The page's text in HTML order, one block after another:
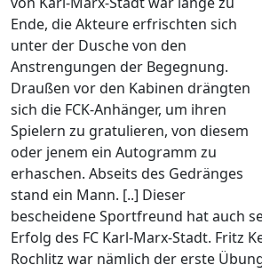
Ende, die Akteure erfrischten sich
unter der Dusche von den
Anstrengungen der Begegnung.
Draußen vor den Kabinen drängten
sich die FCK-Anhänger, um ihren
Spielern zu gratulieren, von diesem
oder jenem ein Autogramm zu
erhaschen. Abseits des Gedränges
stand ein Mann. [..] Dieser
bescheidene Sportfreund hat auch
Erfolg des FC Karl-Marx-Stadt. Fritz
Rochlitz war nämlich der erste